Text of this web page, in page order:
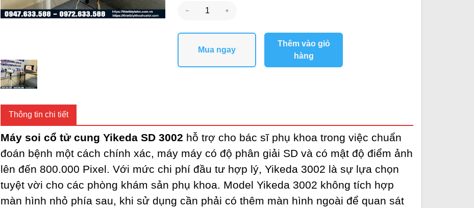
Mua ngay
Thêm vào giỏ
hàng
Thông tin chi tiết
Máy soi cổ tử cung Yikeda SD 3002 hỗ trợ cho bác sĩ phụ khoa trong việc chuẩn
đoán bệnh một cách chính xác, máy máy có độ phân giải SD và có mật độ điểm ảnh
lên đến 800.000 Pixel. Với mức chi phí đầu tư hợp lý, Yikeda 3002 là sự lựa chọn
tuyệt vời cho các phòng khám sản phụ khoa. Model Yikeda 3002 không tích hợp
màn hình nhỏ phía sau, khi sử dụng cần phải có thêm màn hình ngoài để quan sát